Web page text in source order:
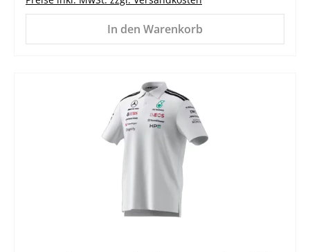
In den Warenkorb